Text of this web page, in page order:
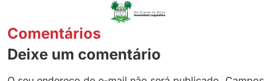
Comentários
Deixe um comentário